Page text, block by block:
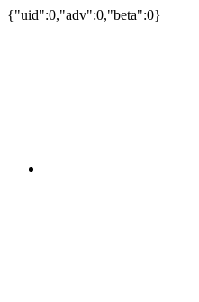
{"uid":0,"adv":0,"beta":0}